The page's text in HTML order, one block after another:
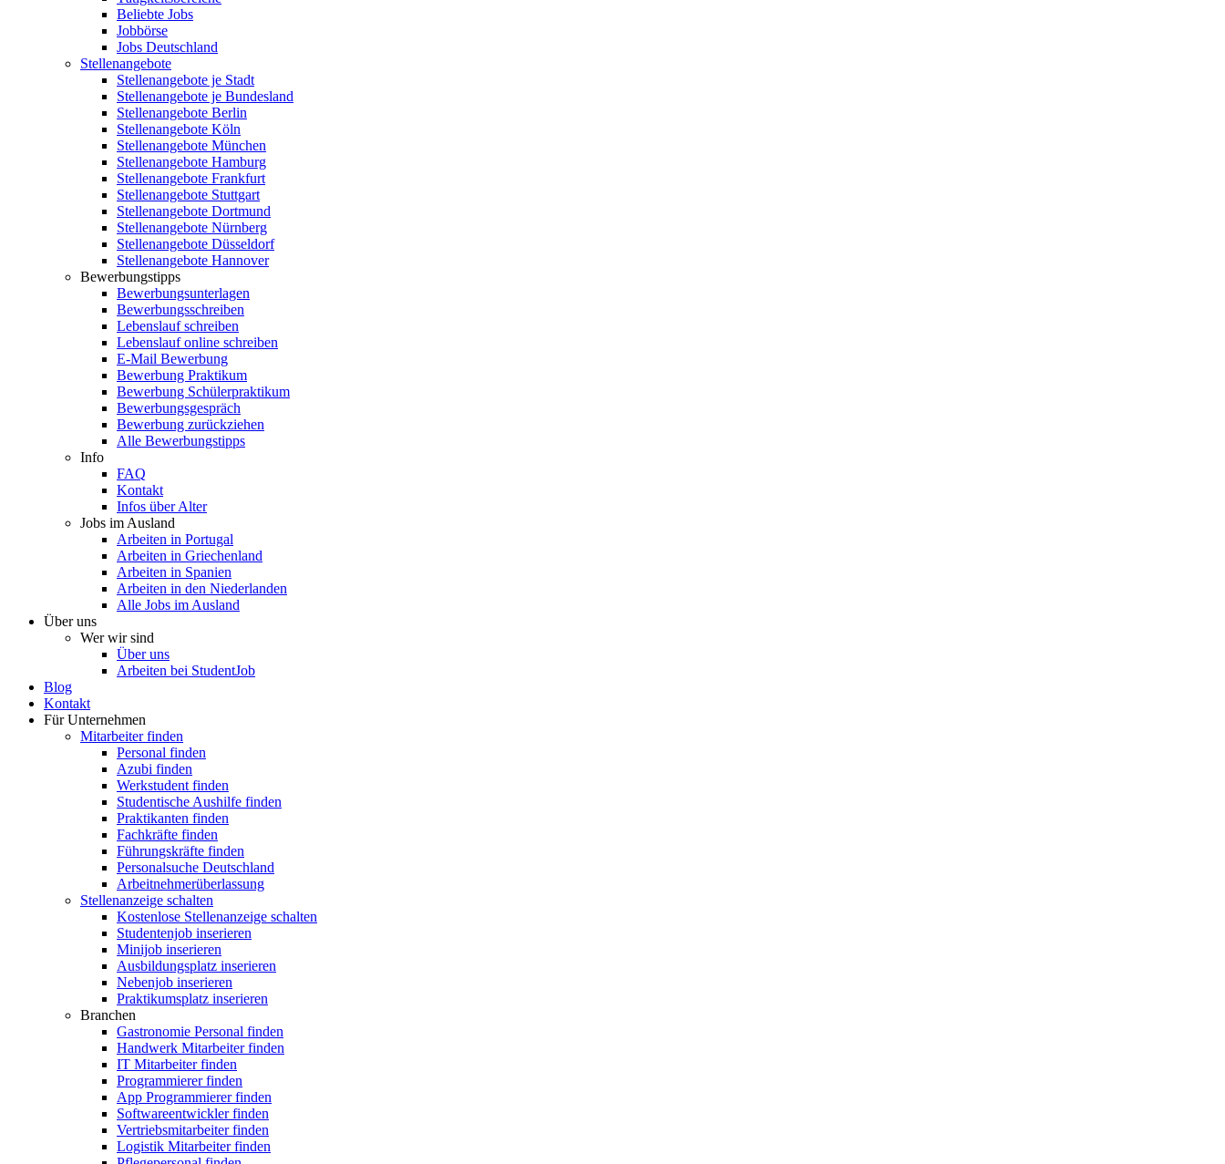
Beliebte Jobs
Jobbörse
Jobs Deutschland
Stellenangebote
Stellenangebote je Stadt
Stellenangebote je Bundesland
Stellenangebote Berlin
Stellenangebote Köln
Stellenangebote München
Stellenangebote Hamburg
Stellenangebote Frankfurt
Stellenangebote Stuttgart
Stellenangebote Dortmund
Stellenangebote Nürnberg
Stellenangebote Düsseldorf
Stellenangebote Hannover
Bewerbungstipps
Bewerbungsunterlagen
Bewerbungsschreiben
Lebenslauf schreiben
Lebenslauf online schreiben
E-Mail Bewerbung
Bewerbung Praktikum
Bewerbung Schülerpraktikum
Bewerbungsgespräch
Bewerbung zurückziehen
Alle Bewerbungstipps
Info
FAQ
Kontakt
Infos über Alter
Jobs im Ausland
Arbeiten in Portugal
Arbeiten in Griechenland
Arbeiten in Spanien
Arbeiten in den Niederlanden
Alle Jobs im Ausland
Über uns
Wer wir sind
Über uns
Arbeiten bei StudentJob
Blog
Kontakt
Für Unternehmen
Mitarbeiter finden
Personal finden
Azubi finden
Werkstudent finden
Studentische Aushilfe finden
Praktikanten finden
Fachkräfte finden
Führungskräfte finden
Personalsuche Deutschland
Arbeitnehmerüberlassung
Stellenanzeige schalten
Kostenlose Stellenanzeige schalten
Studentenjob inserieren
Minijob inserieren
Ausbildungsplatz inserieren
Nebenjob inserieren
Praktikumsplatz inserieren
Branchen
Gastronomie Personal finden
Handwerk Mitarbeiter finden
IT Mitarbeiter finden
Programmierer finden
App Programmierer finden
Softwareentwickler finden
Vertriebsmitarbeiter finden
Logistik Mitarbeiter finden